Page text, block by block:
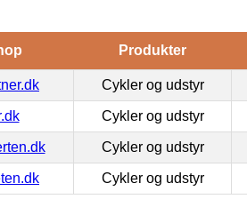
Produkter
Cykler og udstyr
Cykler og udstyr
Cykler og udstyr
Cykler og udstyr